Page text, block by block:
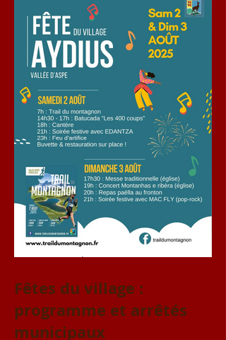
Fêtes du village :
programme et arrêtés
municipaux